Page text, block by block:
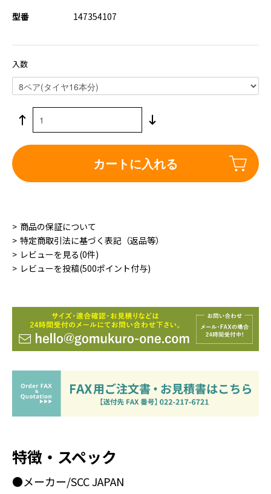
型番 147354107
入数
カートに入れる
商品の保証について
特定商取引法に基づく表記（返品等）
レビューを見る(0件)
レビューを投稿(500ポイント付与)
特徴・スペック
●メーカー/SCC JAPAN